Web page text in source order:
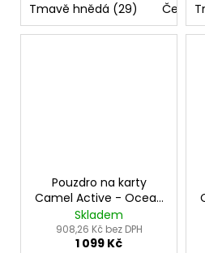
Tmavě hnědá (29) Černá
Pouzdro na karty
Camel Active - Ocean
4806
Skladem
908,26 Kč bez DPH
1 099 Kč